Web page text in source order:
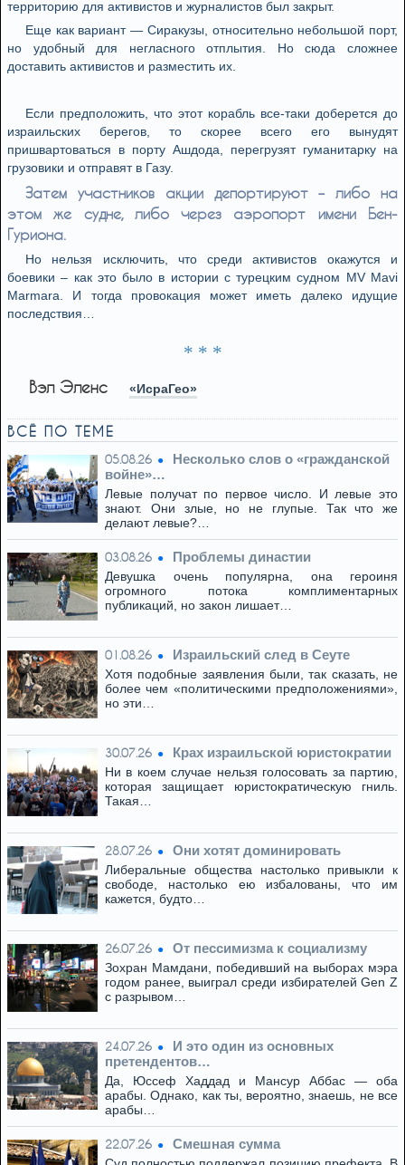
территорию для активистов и журналистов был закрыт.
Еще как вариант — Сиракузы, относительно небольшой порт,
но удобный для негласного отплытия. Но сюда сложнее
доставить активистов и разместить их.
Если предположить, что этот корабль все-таки доберется до
израильских берегов, то скорее всего его вынудят
пришвартоваться в порту Ашдода, перегрузят гуманитарку на
грузовики и отправят в Газу.
Затем участников акции депортируют – либо на
этом же судне, либо через аэропорт имени Бен-
Гуриона.
Но нельзя исключить, что среди активистов окажутся и
боевики – как это было в истории с турецким судном MV Mavi
Marmara. И тогда провокация может иметь далеко идущие
последствия…
* * *
Вэл Эленс «ИсраГео»
ВСЁ ПО ТЕМЕ
05.08.26
Несколько слов о «гражданской
войне»…
Левые получат по первое число. И левые это
знают. Они злые, но не глупые. Так что же
делают левые?…
03.08.26 Проблемы династии
Девушка очень популярна, она героиня
огромного потока комплиментарных
публикаций, но закон лишает…
01.08.26 Израильский след в Сеуте
Хотя подобные заявления были, так сказать, не
более чем «политическими предположениями»,
но эти…
30.07.26 Крах израильской юристократии
Ни в коем случае нельзя голосовать за партию,
которая защищает юристократическую гниль.
Такая…
28.07.26 Они хотят доминировать
Либеральные общества настолько привыкли к
свободе, настолько ею избалованы, что им
кажется, будто…
26.07.26 От пессимизма к социализму
Зохран Мамдани, победивший на выборах мэра
годом ранее, выиграл среди избирателей Gen Z
с разрывом…
24.07.26
И это один из основных
претендентов…
Да, Юссеф Хаддад и Мансур Аббас — оба
арабы. Однако, как ты, вероятно, знаешь, не все
арабы…
22.07.26 Смешная сумма